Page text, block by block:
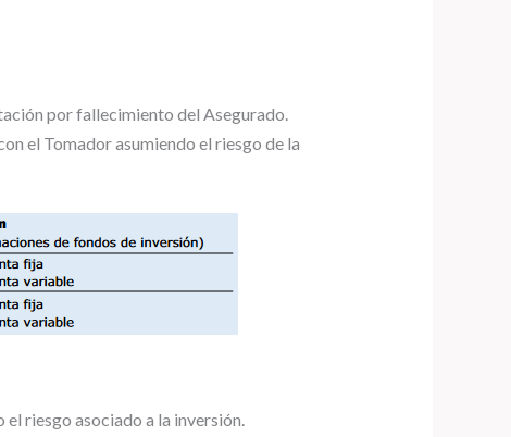
por fallecimiento del Asegurado.
el Tomador asumiendo el riesgo de la
riesgo asociado a la inversión.